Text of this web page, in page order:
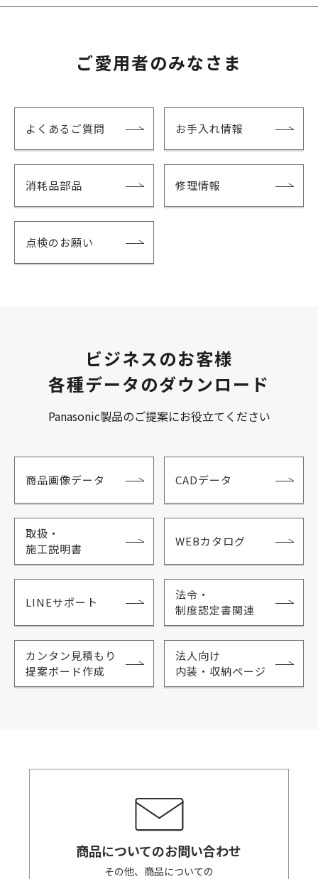
ご愛用者のみなさま
よくあるご質問 お手入れ情報
消耗品部品 修理情報
点検のお願い
ビジネスのお客様
各種データのダウンロード
Panasonic製品のご提案にお役立てください
商品画像データ CADデータ
取扱・
施工説明書
WEBカタログ
LINEサポート
法令・
制度認定書関連
カンタン見積もり
提案ボード作成
法人向け
内装・収納ページ
商品についてのお問い合わせ
その他、商品についての